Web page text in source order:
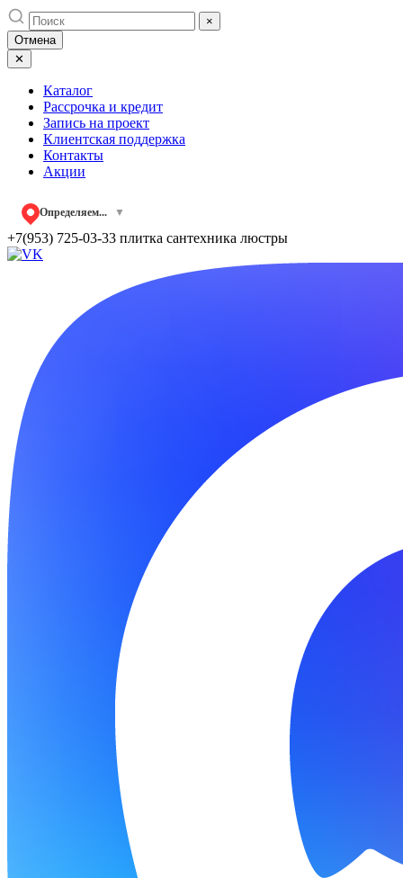
Skip
to
content
×
Отмена
✕
Каталог
Рассрочка и кредит
Запись на проект
Клиентская поддержка
Контакты
Акции
Определяем... ▼
+7(953) 725-03-33 плитка сантехника люстры